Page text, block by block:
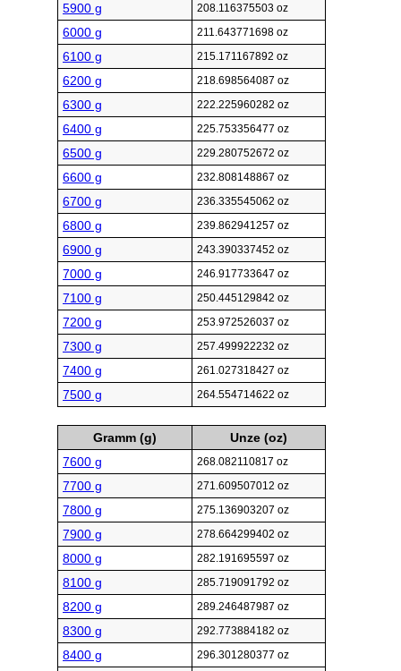
5900 g 208.116375503 oz
6000 g 211.643771698 oz
6100 g 215.171167892 oz
6200 g 218.698564087 oz
6300 g 222.225960282 oz
6400 g 225.753356477 oz
6500 g 229.280752672 oz
6600 g 232.808148867 oz
6700 g 236.335545062 oz
6800 g 239.862941257 oz
6900 g 243.390337452 oz
7000 g 246.917733647 oz
7100 g 250.445129842 oz
7200 g 253.972526037 oz
7300 g 257.499922232 oz
7400 g 261.027318427 oz
7500 g 264.554714622 oz
Gramm (g)
Unze (oz)
7600 g
268.082110817 oz
7700 g 271.609507012 oz
7800 g 275.136903207 oz
7900 g 278.664299402 oz
8000 g 282.191695597 oz
8100 g 285.719091792 oz
8200 g 289.246487987 oz
8300 g 292.773884182 oz
8400 g 296.301280377 oz